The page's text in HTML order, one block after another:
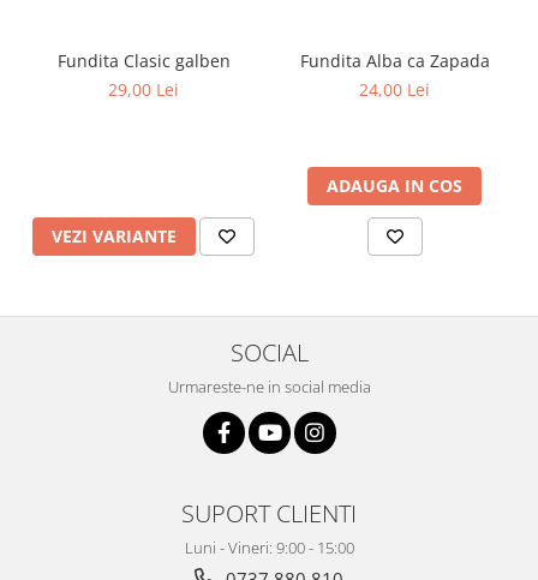
Fundita Clasic galben
29,00 Lei
VEZI VARIANTE
Fundita Alba ca Zapada
24,00 Lei
ADAUGA IN COS
SOCIAL
Urmareste-ne in social media
SUPORT CLIENTI
Luni - Vineri: 9:00 - 15:00